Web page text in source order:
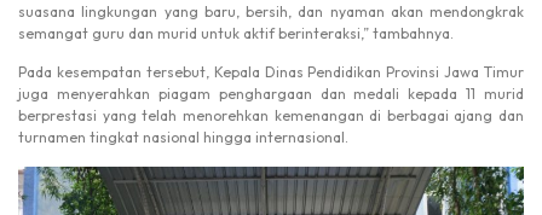
suasana lingkungan yang baru, bersih, dan nyaman akan mendongkrak
semangat guru dan murid untuk aktif berinteraksi,” tambahnya.
Pada kesempatan tersebut, Kepala Dinas Pendidikan Provinsi Jawa Timur
juga menyerahkan piagam penghargaan dan medali kepada 11 murid
berprestasi yang telah menorehkan kemenangan di berbagai ajang dan
turnamen tingkat nasional hingga internasional.